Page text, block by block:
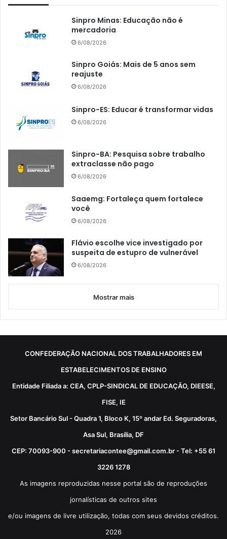
Sinpro Minas: Educação não é
mercadoria
6/08/2026
Sinpro Goiás: Mais de 5 anos sem
reajuste
6/08/2026
Sinpro-ES: Educar é transformar vidas
6/08/2026
Sinpro-BA: Pesquisa sobre trabalho
extraclasse não pago
6/08/2026
Saaemg: Fortaleça quem fortalece
você
6/08/2026
Flávio escolhe vice investigado por
suspeita de estupro de vulnerável
6/08/2026
Mostrar mais
CONFEDERAÇÃO NACIONAL DOS TRABALHADORES EM
ESTABELECIMENTOS DE ENSINO
Entidade Filiada a: CEA, CPLP-SINDICAL DE EDUCAÇÃO, DIEESE,
FISE, IE
Setor Bancário Sul - Quadra 1, Bloco K, 15º andar Ed. Seguradoras,
Asa Sul, Brasília, DF
CEP: 70093-900 - secretariacontee@gmail.com.br - Tel: +55 61
3226 1278
As imagens reproduzidas nesse portal são de reproduções
jornalísticas de outros sites
e/ou imagens de livre utilização, todas com seus devidos créditos.
2026